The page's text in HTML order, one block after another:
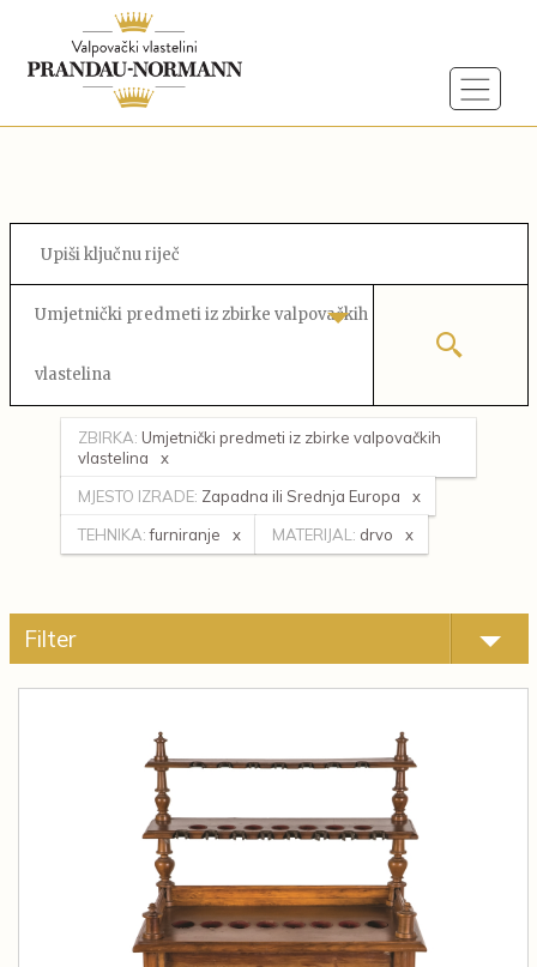
Umjetnički predmeti iz zbirke valpovačkih
vlastelina
ZBIRKA: Umjetnički predmeti iz zbirke valpovačkih
vlastelina
MJESTO IZRADE: Zapadna ili Srednja Europa
TEHNIKA: furniranje MATERIJAL: drvo
Filter